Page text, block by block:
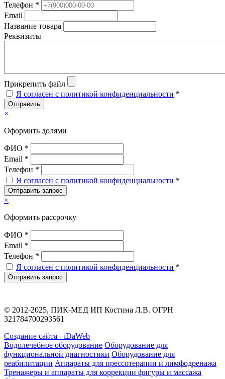
Телефон *
Email
Название товара
Реквизиты
Прикрепить файл
Я согласен с политикой конфиденциальности *
Отправить
×
Оформить долями
ФИО *
Email *
Телефон *
Я согласен с политикой конфиденциальности *
Отправить запрос
×
Оформить рассрочку
ФИО *
Email *
Телефон *
Я согласен с политикой конфиденциальности *
Отправить запрос
© 2012-2025, ПИК-МЕД ИП Костина Л.В. ОГРН
321784700293561
Создание сайта - iDaWeb
Водолечебное оборудование Оборудование для
функциональной диагностики Оборудование для
реабилитации Аппараты для прессотерапии и лимфодренажа
Тренажеры и аппараты для коррекции фигуры и массажа